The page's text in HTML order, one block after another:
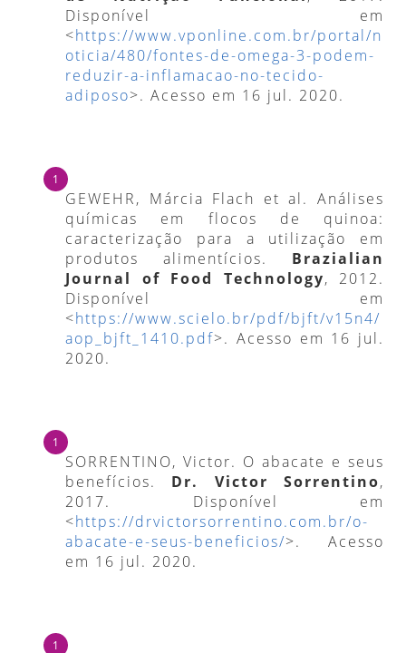
Disponível em
<https://www.vponline.com.br/portal/n
oticia/480/fontes-de-omega-3-podem-
reduzir-a-inflamacao-no-tecido-
adiposo>. Acesso em 16 jul. 2020.
GEWEHR, Márcia Flach et al. Análises
químicas em flocos de quinoa:
caracterização para a utilização em
produtos alimentícios. Brazialian
Journal of Food Technology, 2012.
Disponível em
<https://www.scielo.br/pdf/bjft/v15n4/
aop_bjft_1410.pdf>. Acesso em 16 jul.
2020.
SORRENTINO, Victor. O abacate e seus
benefícios. Dr. Victor Sorrentino,
2017. Disponível em
<https://drvictorsorrentino.com.br/o-
abacate-e-seus-beneficios/>. Acesso
em 16 jul. 2020.